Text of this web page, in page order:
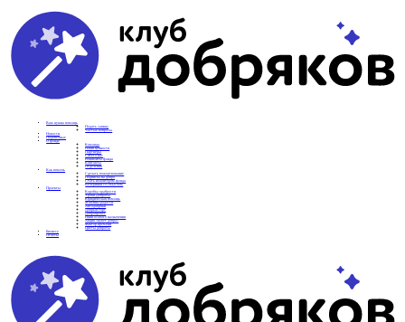
Вам нужна помощь
Подать заявку
Частые вопросы
Новости
Подопечные
О фонде
Команда
Наши ценности
Партнеры
СМИ о нас
Реквизиты фонда
Контакты
Отделения
Как помочь
Сделать пожертвование
Подписка на добро
Стать волонтером фонда
Вечеринки со смыслом
Проекты
Коробка храбрости
Уроки Доброты
Юридическая помощь
Мамины радости
Автодобряки
Добрый торт
Добропробег
Няни особого назначения
Акция «Букет добра»
Фактор времени
Цветы доброты
Бизнесу
Отчеты